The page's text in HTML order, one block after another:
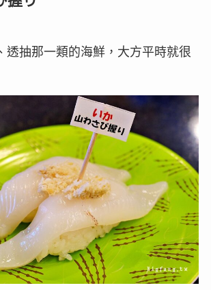
透抽那一類的海鮮，大方平時就很